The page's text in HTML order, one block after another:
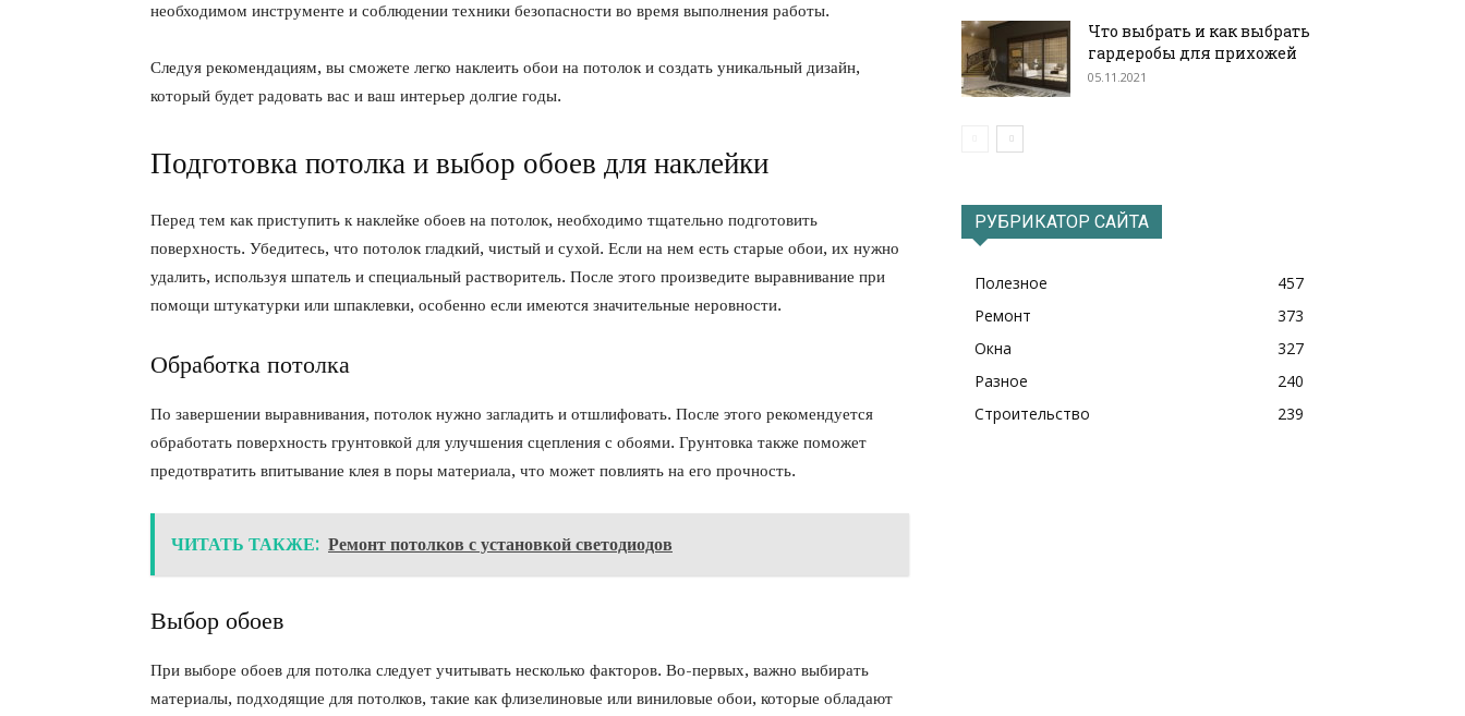
необходимом инструменте и соблюдении техники безопасности во время выполнения работы.
Следуя рекомендациям, вы сможете легко наклеить обои на потолок и создать уникальный дизайн,
который будет радовать вас и ваш интерьер долгие годы.
Подготовка потолка и выбор обоев для наклейки
Перед тем как приступить к наклейке обоев на потолок, необходимо тщательно подготовить
поверхность. Убедитесь, что потолок гладкий, чистый и сухой. Если на нем есть старые обои, их нужно
удалить, используя шпатель и специальный растворитель. После этого произведите выравнивание при
помощи штукатурки или шпаклевки, особенно если имеются значительные неровности.
Обработка потолка
По завершении выравнивания, потолок нужно загладить и отшлифовать. После этого рекомендуется
обработать поверхность грунтовкой для улучшения сцепления с обоями. Грунтовка также поможет
предотвратить впитывание клея в поры материала, что может повлиять на его прочность.
ЧИТАТЬ ТАКЖЕ: Ремонт потолков с установкой светодиодов
Выбор обоев
При выборе обоев для потолка следует учитывать несколько факторов. Во-первых, важно выбирать
материалы, подходящие для потолков, такие как флизелиновые или виниловые обои, которые обладают
Что выбрать и как выбрать
гардеробы для прихожей
05.11.2021
РУБРИКАТОР САЙТА
Полезное
457
Ремонт
373
Окна
327
Разное
240
Строительство
239